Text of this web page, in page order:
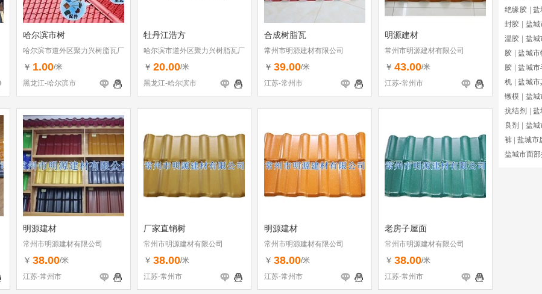
哈尔滨市树
哈尔滨市道外区聚力兴树脂瓦厂
￥ 1.00/米
黑龙江-哈尔滨市
牡丹江浩方
哈尔滨市道外区聚力兴树脂瓦厂
￥ 20.00/米
黑龙江-哈尔滨市
合成树脂瓦
常州市明源建材有限公司
￥ 39.00/米
江苏-常州市
明源建材
常州市明源建材有限公司
￥ 43.00/米
江苏-常州市
明源建材
常州市明源建材有限公司
￥ 38.00/米
江苏-常州市
厂家直销树
常州市明源建材有限公司
￥ 38.00/米
江苏-常州市
明源建材
常州市明源建材有限公司
￥ 38.00/米
江苏-常州市
老房子屋面
常州市明源建材有限公司
￥ 38.00/米
江苏-常州市
绝缘胶
盐
封胶
盐城
温胶
盐城
胶
盐城市
胶
盐城市
机
盐城市
镦模
盐
抗结剂
盐
良剂
盐城
裤
盐城市
盐城市面